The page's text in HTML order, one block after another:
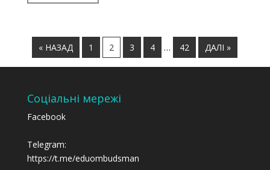
« НАЗАД 1 2 3 4 … 42 ДАЛІ »
Соціальні мережі
Facebook
Telegram:
https://t.me/eduombudsman